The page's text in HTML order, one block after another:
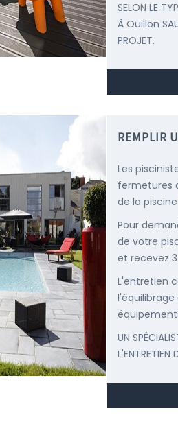
SELON LE
À Ouillon
PROJET.
REMPLIR
Les
fermetures
de la
Pour
de votre
et recevez
L'entretien
UN
L'ENTRETIEN